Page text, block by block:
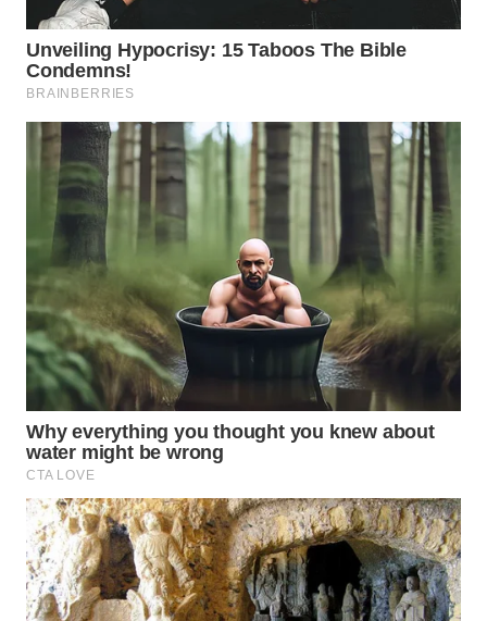
WN
SOLO
WN
BOROBUDUR
MADURA
WN
SURABAYA
WN
NATUNA
WN
BINTAN
WN
MANDALIKA
WN